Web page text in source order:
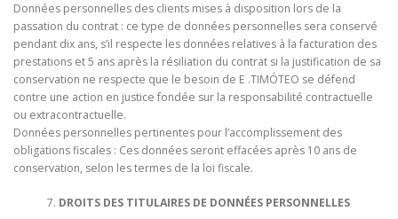
Données personnelles des clients mises à disposition lors de la
passation du contrat : ce type de données personnelles sera conservé
pendant dix ans, s’il respecte les données relatives à la facturation des
prestations et 5 ans après la résiliation du contrat si la justification de sa
conservation ne respecte que le besoin de E .TIMÓTEO se défend
contre une action en justice fondée sur la responsabilité contractuelle
ou extracontractuelle.
Données personnelles pertinentes pour l’accomplissement des
obligations fiscales : Ces données seront effacées après 10 ans de
conservation, selon les termes de la loi fiscale.
DROITS DES TITULAIRES DE DONNÉES PERSONNELLES